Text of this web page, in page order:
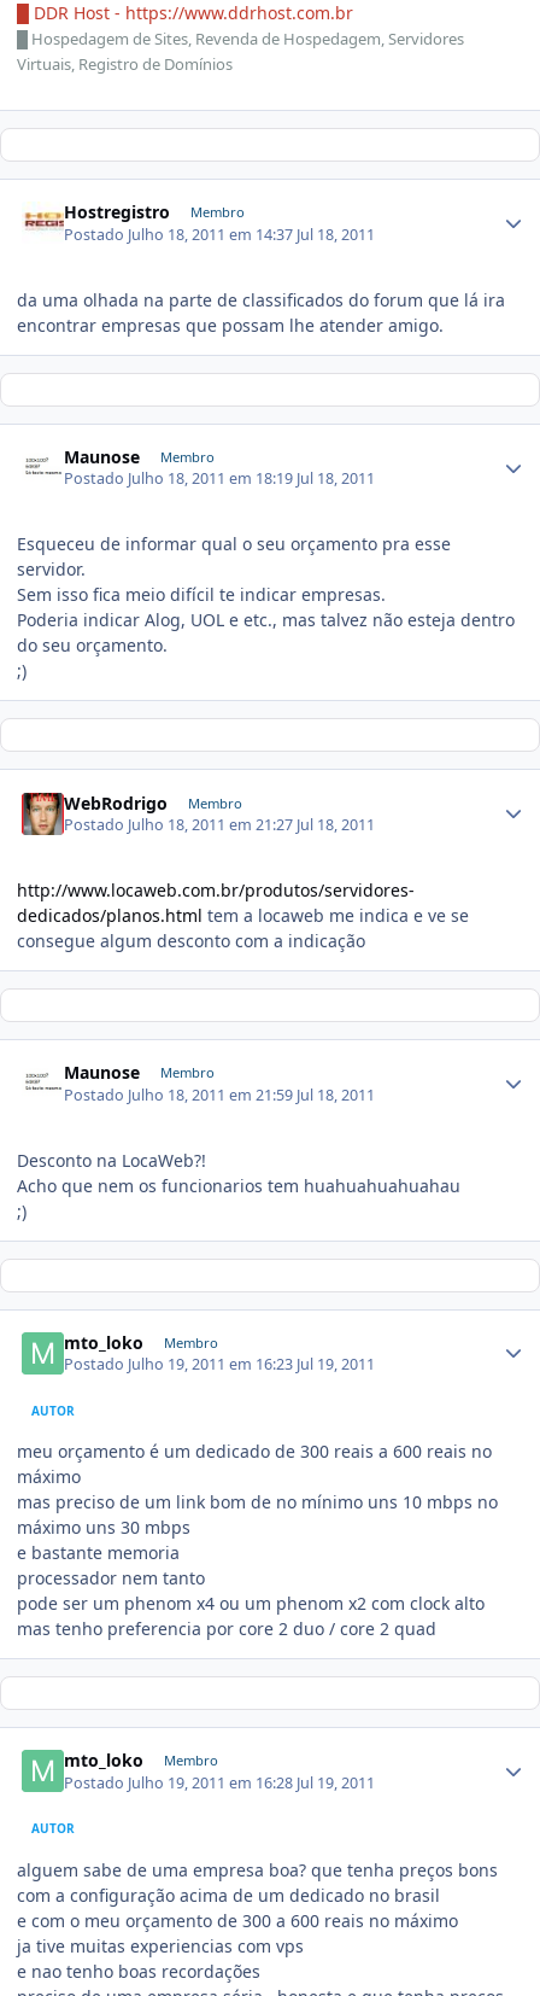
█ DDR Host - https://www.ddrhost.com.br
Hospedagem de Sites, Revenda de Hospedagem, Servidores
Virtuais, Registro de Domínios
Hostregistro Membro
Postado Julho 18, 2011 em 14:37 Jul 18, 2011
da uma olhada na parte de classificados do forum que lá ira
encontrar empresas que possam lhe atender amigo.
Maunose Membro
Postado Julho 18, 2011 em 18:19 Jul 18, 2011
Esqueceu de informar qual o seu orçamento pra esse
servidor.
Sem isso fica meio difícil te indicar empresas.
Poderia indicar Alog, UOL e etc., mas talvez não esteja dentro
do seu orçamento.
;)
WebRodrigo Membro
Postado Julho 18, 2011 em 21:27 Jul 18, 2011
http://www.locaweb.com.br/produtos/servidores-
dedicados/planos.html tem a locaweb me indica e ve se
consegue algum desconto com a indicação
Maunose Membro
Postado Julho 18, 2011 em 21:59 Jul 18, 2011
Desconto na LocaWeb?!
Acho que nem os funcionarios tem huahuahuahuahau
;)
mto_loko Membro
Postado Julho 19, 2011 em 16:23 Jul 19, 2011
AUTOR
meu orçamento é um dedicado de 300 reais a 600 reais no
máximo
mas preciso de um link bom de no mínimo uns 10 mbps no
máximo uns 30 mbps
e bastante memoria
processador nem tanto
pode ser um phenom x4 ou um phenom x2 com clock alto
mas tenho preferencia por core 2 duo / core 2 quad
mto_loko Membro
Postado Julho 19, 2011 em 16:28 Jul 19, 2011
AUTOR
alguem sabe de uma empresa boa? que tenha preços bons
com a configuração acima de um dedicado no brasil
e com o meu orçamento de 300 a 600 reais no máximo
ja tive muitas experiencias com vps
e nao tenho boas recordações